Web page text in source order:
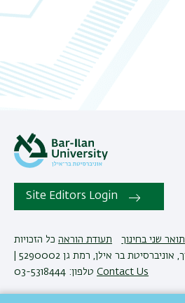
Site Editors Login
תואר שני בחינוך תעודת הוראה כל הזכויות
טלפון: 03-5318444 Contact Us